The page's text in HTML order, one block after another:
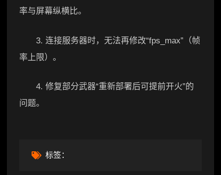
率与屏幕纵横比。
3. 连接服务器时，无法再修改“fps_max”（帧
率上限）。
4. 修复部分武器“重新部署后可提前开火”的
问题。
标签：